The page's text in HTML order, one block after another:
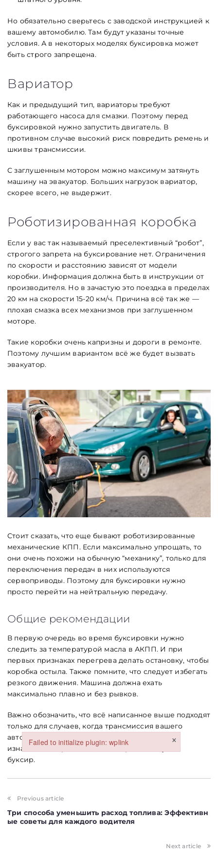
Но обязательно сверьтесь с заводской инструкцией к
вашему автомобилю. Там будут указаны точные
условия. А в некоторых моделях буксировка может
быть строго запрещена.
Вариатор
Как и предыдущий тип, вариаторы требуют
работающего насоса для смазки. Поэтому перед
буксировкой нужно запустить двигатель. В
противном случае высокий риск повредить ремень и
шкивы трансмиссии.
С заглушенным мотором можно максимум затянуть
машину на эвакуатор. Больших нагрузок вариатор,
скорее всего, не выдержит.
Роботизированная коробка
Если у вас так называемый преселективный “робот”,
строгого запрета на буксирование нет. Ограничения
по скорости и расстоянию зависят от модели
коробки. Информация должна быть в инструкции от
производителя. Но в зачастую это поездка в пределах
20 км на скорости 15-20 км/ч. Причина всё так же —
плохая смазка всех механизмов при заглушенном
моторе.
Такие коробки очень капризны и дороги в ремонте.
Поэтому лучшим вариантом всё же будет вызвать
эвакуатор.
Стоит сказать, что еще бывают роботизированные
механические КПП. Если максимально упрощать, то
они очень похожи на обычную “механику”, только для
переключения передач в них используются
сервоприводы. Поэтому для буксировки нужно
просто перейти на нейтральную передачу.
Общие рекомендации
В первую очередь во время буксировки нужно
следить за температурой масла в АКПП. И при
первых признаках перегрева делать остановку, чтобы
коробка остыла. Также помните, что следует избегать
резкого движения. Машина должна ехать
максимально плавно и без рывков.
Важно обозначить, что всё написанное выше подходят
только для случаев, когда трансмиссия вашего
автомобиля работает исправно и не является
изначальной причиной, по которой вам нужен
буксир.
Previous article
Три способа уменьшить расход топлива: Эффективн
ые советы для каждого водителя
Next article
Заголовок
Стаття
Failed to initialize plugin: wplink ×
Failed to initialize plugin: wplink